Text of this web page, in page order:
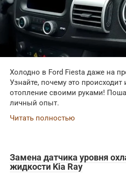
Холодно в Ford Fiesta даже на
Узнайте, почему это происходит
отопление своими руками!
личный опыт.
Читать полностью
Замена датчика уровня
жидкости Kia Ray